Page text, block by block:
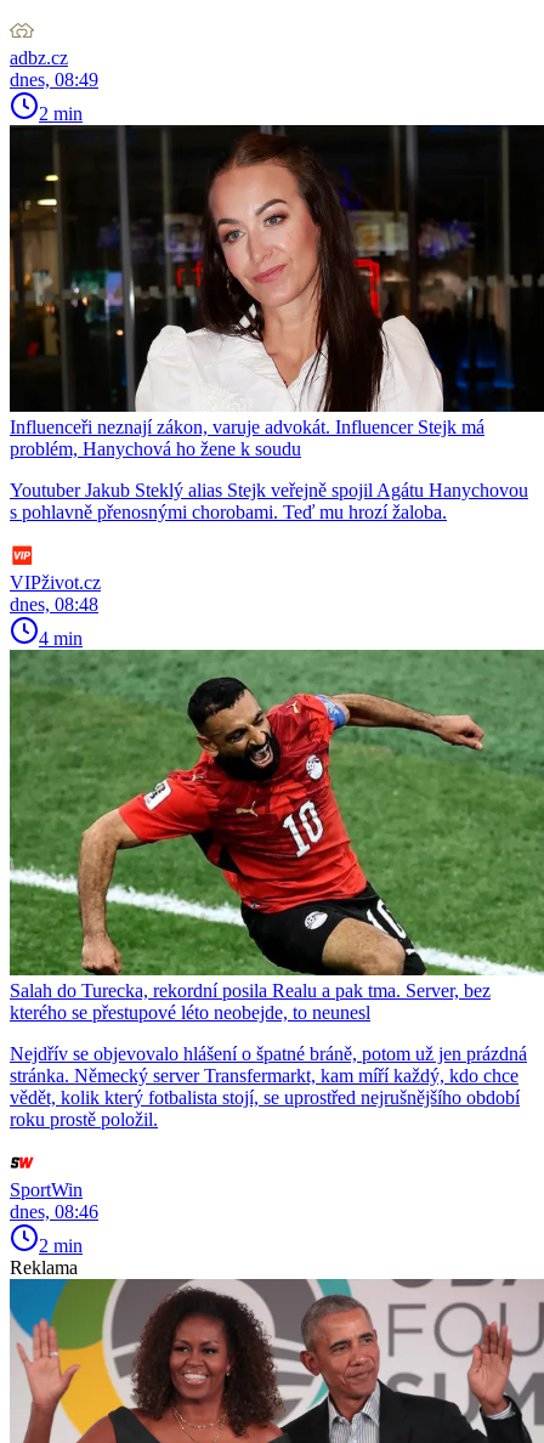
adbz.cz
dnes, 08:49
2 min
Influenceři neznají zákon, varuje advokát. Influencer Stejk má
problém, Hanychová ho žene k soudu
Youtuber Jakub Steklý alias Stejk veřejně spojil Agátu Hanychovou
s pohlavně přenosnými chorobami. Teď mu hrozí žaloba.
VIPživot.cz
dnes, 08:48
4 min
Salah do Turecka, rekordní posila Realu a pak tma. Server, bez
kterého se přestupové léto neobejde, to neunesl
Nejdřív se objevovalo hlášení o špatné bráně, potom už jen prázdná
stránka. Německý server Transfermarkt, kam míří každý, kdo chce
vědět, kolik který fotbalista stojí, se uprostřed nejrušnějšího období
roku prostě položil.
SportWin
dnes, 08:46
2 min
Reklama